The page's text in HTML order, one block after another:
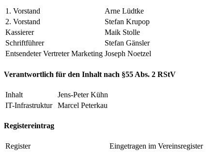
1. Vorstand
Arne Lüdtke
2. Vorstand
Stefan Krupop
Kassierer
Maik Stolle
Schriftführer
Stefan Gänsler
Entsendeter Vertreter Marketing Joseph Noetzel
Verantwortlich für den Inhalt nach §55 Abs. 2 RStV
Inhalt
Jens-Peter Kühn
IT-Infrastruktur
Marcel Peterkau
Registereintrag
Register
Eingetragen im Vereinsregister